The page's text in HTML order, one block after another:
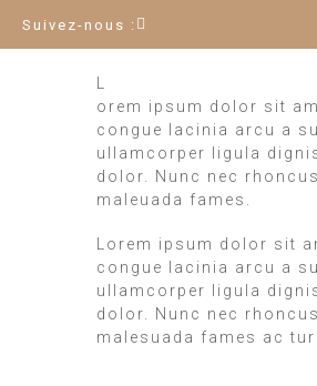
Suivez-nous :
orem ipsum dolor sit
congue lacinia arcu a
ullamcorper ligula
dolor. Nunc nec
maleuada fames.
Lorem ipsum dolor sit
congue lacinia arcu a
ullamcorper ligula
dolor. Nunc nec
malesuada fames ac